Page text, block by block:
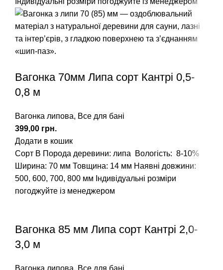
Вагонка 70мм Липа сорт Кантрі 0,5-
0,8 м
Вагонка липова, Все для бані
грн.
Додати в кошик
Сорт В Порода деревини: липа
Вологість: 8-10%
Ширина: 70 мм Товщина: 14 мм Наявні довжини:
500, 600, 700, 800 мм Індивідуальні розміри
погоджуйте із менеджером
Вагонка 85 мм Липа сорт Кантрі 2,0-
3,0 м